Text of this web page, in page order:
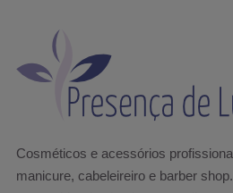
Cosméticos e acessórios
manicure, cabeleireiro e barber